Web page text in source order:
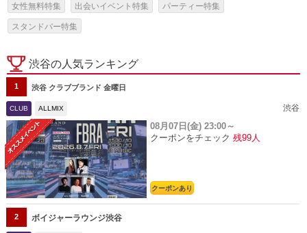
女性無料特集 出会いイベント特集 パーティー特集
スタンドバー特集
渋谷の人気ランキング
1 渋谷 クラブブランド 金曜日
CLUB ALLMIX 渋谷
08月07日(金) 23:00～
クーポンをチェック 残99人
クーポンあり
2 ボイジャーラウンジ渋谷